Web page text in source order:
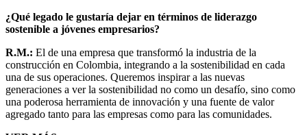
¿Qué legado le gustaría dejar en términos de liderazgo
sostenible a jóvenes empresarios?
R.M.: El de una empresa que transformó la industria de la
construcción en Colombia, integrando a la sostenibilidad en cada
una de sus operaciones. Queremos inspirar a las nuevas
generaciones a ver la sostenibilidad no como un desafío, sino como
una poderosa herramienta de innovación y una fuente de valor
agregado tanto para las empresas como para las comunidades.